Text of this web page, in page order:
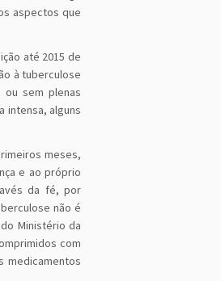
aspectos que
até 2015 de
à tuberculose
sem plenas
intensa, alguns
meses,
e ao próprio
da fé, por
não é
Ministério da
com
medicamentos